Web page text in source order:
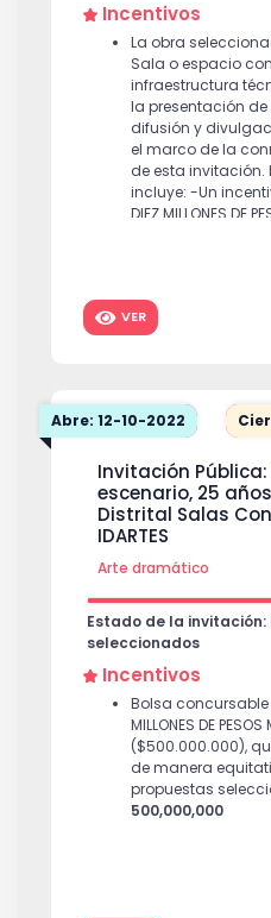
Incentivos
La obra
Sala o espacio
infraestructura
la presentación
difusión y
el marco de la
de esta invitación.
incluye: -Un
DIEZ MILLONES DE
Gaitán para la
presentación, con
y logísticos con
VER
Abre: 12-10-2022
Invitación
escenario, 25
Distrital Salas
IDARTES
Arte dramático
Estado de la
seleccionados
Incentivos
Bolsa concursable
MILLONES DE
($500.000.000),
de manera
propuestas
500,000,000